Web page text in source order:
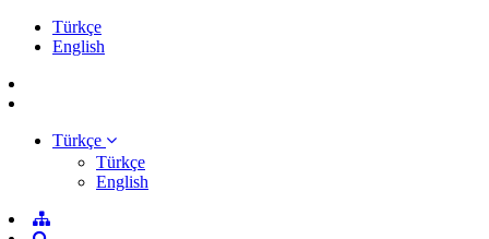
Türkçe
English
Türkçe
Türkçe
English